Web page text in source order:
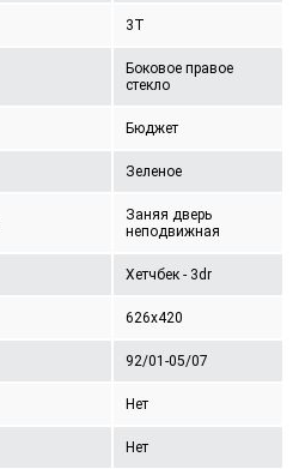
3T
Боковое правое
стекло
Бюджет
Зеленое
Заняя дверь
неподвижная
Хетчбек - 3dr
626x420
92/01-05/07
Нет
Нет